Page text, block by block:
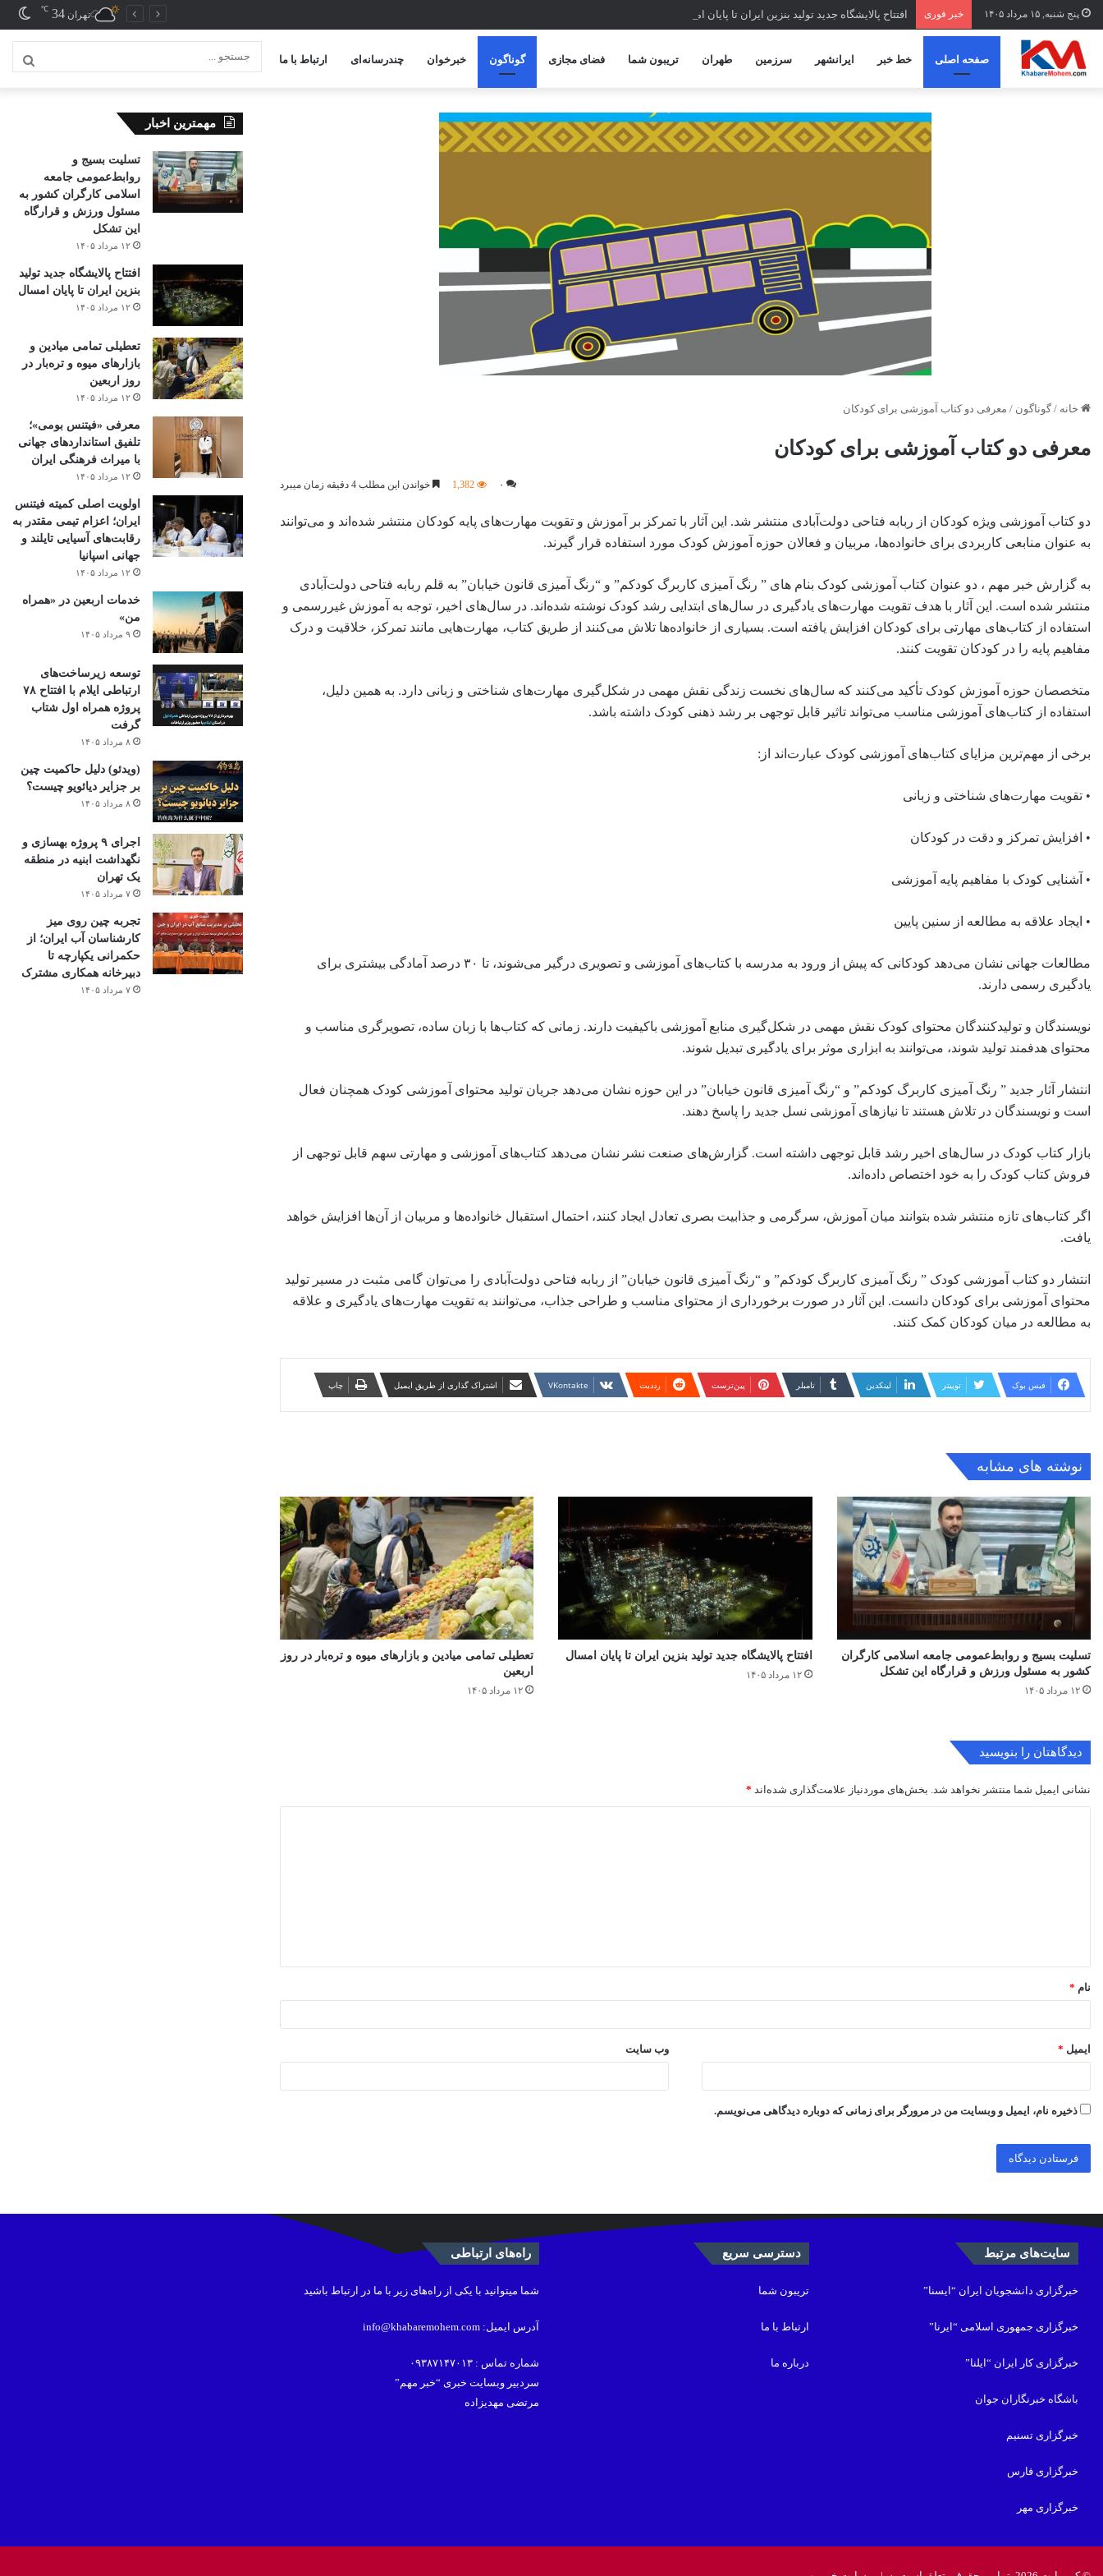
پنج شنبه, ۱۵ مرداد ۱۴۰۵ خبر فوری افتتاح ‌پالایشگاه جدید تولید بنزین ایران تا پایان امسال تهران 34
℃
صفحه اصلی خط خبر ایرانشهر سرزمین طهران تریبون شما فضای مجازی گوناگون خبرخوان چندرسانه‌ای ارتباط با ما
خانه / گوناگون / معرفی دو کتاب آموزشی برای کودکان
معرفی دو کتاب آموزشی برای کودکان
۰ 1,382 خواندن این مطلب 4 دقیقه زمان میبرد
دو کتاب آموزشی ویژه کودکان از ربابه فتاحی دولت‌آبادی منتشر شد. این آثار با تمرکز بر آموزش و تقویت مهارت‌های پایه کودکان منتشر شده‌اند و می‌توانند
به عنوان منابعی کاربردی برای خانواده‌ها، مربیان و فعالان حوزه آموزش کودک مورد استفاده قرار گیرند.
به گزارش خبر مهم ، دو عنوان کتاب آموزشی کودک بنام های ” رنگ آمیزی کاربرگ کودکم” و “رنگ آمیزی قانون خیابان” به قلم ربابه فتاحی دولت‌آبادی
منتشر شده است. این آثار با هدف تقویت مهارت‌های یادگیری در سال‌های ابتدایی رشد کودک نوشته شده‌اند. در سال‌های اخیر، توجه به آموزش غیررسمی و
استفاده از کتاب‌های مهارتی برای کودکان افزایش یافته است. بسیاری از خانواده‌ها تلاش می‌کنند از طریق کتاب، مهارت‌هایی مانند تمرکز، خلاقیت و درک
مفاهیم پایه را در کودکان تقویت کنند.
متخصصان حوزه آموزش کودک تأکید می‌کنند که سال‌های نخست زندگی نقش مهمی در شکل‌گیری مهارت‌های شناختی و زبانی دارد. به همین دلیل،
استفاده از کتاب‌های آموزشی مناسب می‌تواند تاثیر قابل توجهی بر رشد ذهنی کودک داشته باشد.
برخی از مهم‌ترین مزایای کتاب‌های آموزشی کودک عبارت‌اند از:
• تقویت مهارت‌های شناختی و زبانی
• افزایش تمرکز و دقت در کودکان
• آشنایی کودک با مفاهیم پایه آموزشی
• ایجاد علاقه به مطالعه از سنین پایین
مطالعات جهانی نشان می‌دهد کودکانی که پیش از ورود به مدرسه با کتاب‌های آموزشی و تصویری درگیر می‌شوند، تا ۳۰ درصد آمادگی بیشتری برای
یادگیری رسمی دارند.
نویسندگان و تولیدکنندگان محتوای کودک نقش مهمی در شکل‌گیری منابع آموزشی باکیفیت دارند. زمانی که کتاب‌ها با زبان ساده، تصویرگری مناسب و
محتوای هدفمند تولید شوند، می‌توانند به ابزاری موثر برای یادگیری تبدیل شوند.
انتشار آثار جدید ” رنگ آمیزی کاربرگ کودکم” و “رنگ آمیزی قانون خیابان” در این حوزه نشان می‌دهد جریان تولید محتوای آموزشی کودک همچنان فعال
است و نویسندگان در تلاش هستند تا نیازهای آموزشی نسل جدید را پاسخ دهند.
بازار کتاب کودک در سال‌های اخیر رشد قابل توجهی داشته است. گزارش‌های صنعت نشر نشان می‌دهد کتاب‌های آموزشی و مهارتی سهم قابل توجهی از
فروش کتاب کودک را به خود اختصاص داده‌اند.
اگر کتاب‌های تازه منتشر شده بتوانند میان آموزش، سرگرمی و جذابیت بصری تعادل ایجاد کنند، احتمال استقبال خانواده‌ها و مربیان از آن‌ها افزایش خواهد
یافت.
انتشار دو کتاب آموزشی کودک ” رنگ آمیزی کاربرگ کودکم” و “رنگ آمیزی قانون خیابان” از ربابه فتاحی دولت‌آبادی را می‌توان گامی مثبت در مسیر تولید
محتوای آموزشی برای کودکان دانست. این آثار در صورت برخورداری از محتوای مناسب و طراحی جذاب، می‌توانند به تقویت مهارت‌های یادگیری و علاقه
به مطالعه در میان کودکان کمک کنند.
فیس بوک توییتر لینکدین ‫تامبلر ‫پین‌ترست ‫رددیت ‫VKontakte اشتراک گذاری از طریق ایمیل چاپ
نوشته های مشابه
تسلیت بسیج و روابط‌عمومی جامعه اسلامی کارگران
کشور به مسئول ورزش و قرارگاه این تشکل
۱۲ مرداد ۱۴۰۵
افتتاح ‌پالایشگاه جدید تولید بنزین ایران تا پایان امسال
۱۲ مرداد ۱۴۰۵
تعطیلی تمامی میادین و بازارهای میوه و تره‌بار در روز
اربعین
۱۲ مرداد ۱۴۰۵
دیدگاهتان را بنویسید
نشانی ایمیل شما منتشر نخواهد شد. بخش‌های موردنیاز علامت‌گذاری شده‌اند *
*
نام *
ایمیل * وب‌ سایت
ذخیره نام، ایمیل و وبسایت من در مرورگر برای زمانی که دوباره دیدگاهی می‌نویسم.
مهمترین اخبار
تسلیت بسیج و
روابط‌عمومی جامعه
اسلامی کارگران کشور به
مسئول ورزش و قرارگاه
این تشکل
۱۲ مرداد ۱۴۰۵
افتتاح ‌پالایشگاه جدید تولید
بنزین ایران تا پایان امسال
۱۲ مرداد ۱۴۰۵
تعطیلی تمامی میادین و
بازارهای میوه و تره‌بار در
روز اربعین
۱۲ مرداد ۱۴۰۵
معرفی «فیتنس بومی»؛
تلفیق استانداردهای جهانی
با میراث فرهنگی ایران
۱۲ مرداد ۱۴۰۵
اولویت اصلی کمیته فیتنس
ایران؛ اعزام تیمی مقتدر به
رقابت‌های آسیایی تایلند و
جهانی اسپانیا
۱۲ مرداد ۱۴۰۵
خدمات اربعین در «همراه
من»
۹ مرداد ۱۴۰۵
توسعه زیرساخت‌های
ارتباطی ایلام با افتتاح ۷۸
پروژه همراه اول شتاب
گرفت
۸ مرداد ۱۴۰۵
(ویدئو) دلیل حاکمیت چین
بر جزایر دیائویو چیست؟
۸ مرداد ۱۴۰۵
اجرای ۹ پروژه بهسازی و
نگهداشت ابنیه در منطقه
یک تهران
۷ مرداد ۱۴۰۵
تجربه چین روی میز
کارشناسان آب ایران؛ از
حکمرانی یکپارچه تا
دبیرخانه همکاری مشترک
۷ مرداد ۱۴۰۵
سایت‌های مرتبط
خبرگزاری دانشجویان ایران “ایسنا”
خبرگزاری جمهوری اسلامی “ایرنا”
خبرگزاری کار ایران “ایلنا”
باشگاه خبرنگاران جوان
خبرگزاری تسنیم
خبرگزاری فارس
خبرگزاری مهر
دسترسی سریع
تریبون شما
ارتباط با ما
درباره ما
راه‌های ارتباطی
شما میتوانید با یکی از راه‌های زیر با ما در ارتباط باشید
آدرس ایمیل: info@khabaremohem.com
شماره تماس : ۰۹۳۸۷۱۴۷۰۱۳
سردبیر وبسایت خبری “خبر مهم”
مرتضی مهدیزاده